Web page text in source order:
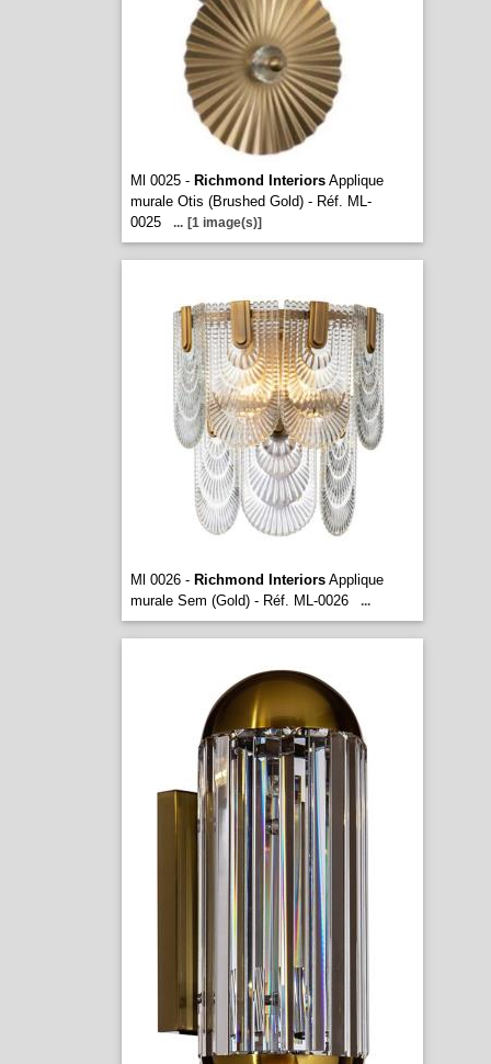
Ml 0025 - Richmond InteriorsApplique
murale Otis (Brushed Gold) - Réf. ML-
0025
... [1 image(s)]
Ml 0026 - Richmond InteriorsApplique
murale Sem (Gold) - Réf. ML-0026
...